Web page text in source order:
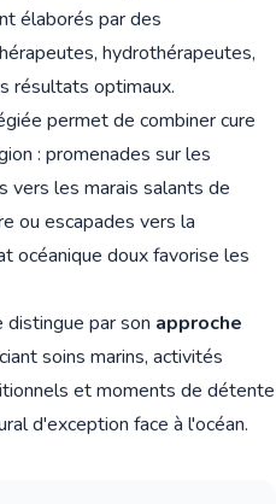
élaborés par des
hydrothérapeutes,
résultats optimaux.
permet de combiner cure
: promenades sur les
vers les marais salants de
ou escapades vers la
océanique doux favorise les
distingue par son approche
soins marins, activités
et moments de détente
d'exception face à l'océan.